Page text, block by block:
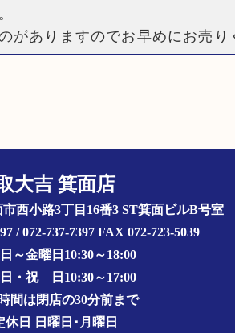
がありますのでお早めにお売り
大吉 箕面店
市西小路3丁目16番3 ST箕面ビルB号室
/ 072-737-7397 FAX 072-723-5039
～金曜日10:30～18:00
・祝 日10:30～17:00
間は閉店の30分前まで
休日 日曜日･月曜日